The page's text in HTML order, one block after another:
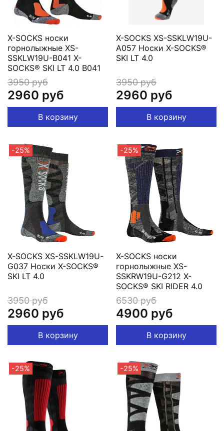
X-SOCKS носки
горнолыжные XS-
SSKLW19U-B041 X-
SOCKS® SKI LT 4.0 B041
3950 руб
2960 руб
В корзину
X-SOCKS XS-SSKLW19U-
A057 Носки X-SOCKS®
SKI LT 4.0
3950 руб
2960 руб
В корзину
-25%
X-SOCKS XS-SSKLW19U-
G037 Носки X-SOCKS®
SKI LT 4.0
3950 руб
2960 руб
В корзину
-25%
X-SOCKS носки
горнолыжные XS-
SSKRW19U-G212 X-
SOCKS® SKI RIDER 4.0
6530 руб
4900 руб
В корзину
-25% -25%